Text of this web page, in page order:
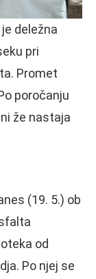
deležna
pri
Promet
poročanju
že nastaja
(19. 5.) ob
od
Po njej se